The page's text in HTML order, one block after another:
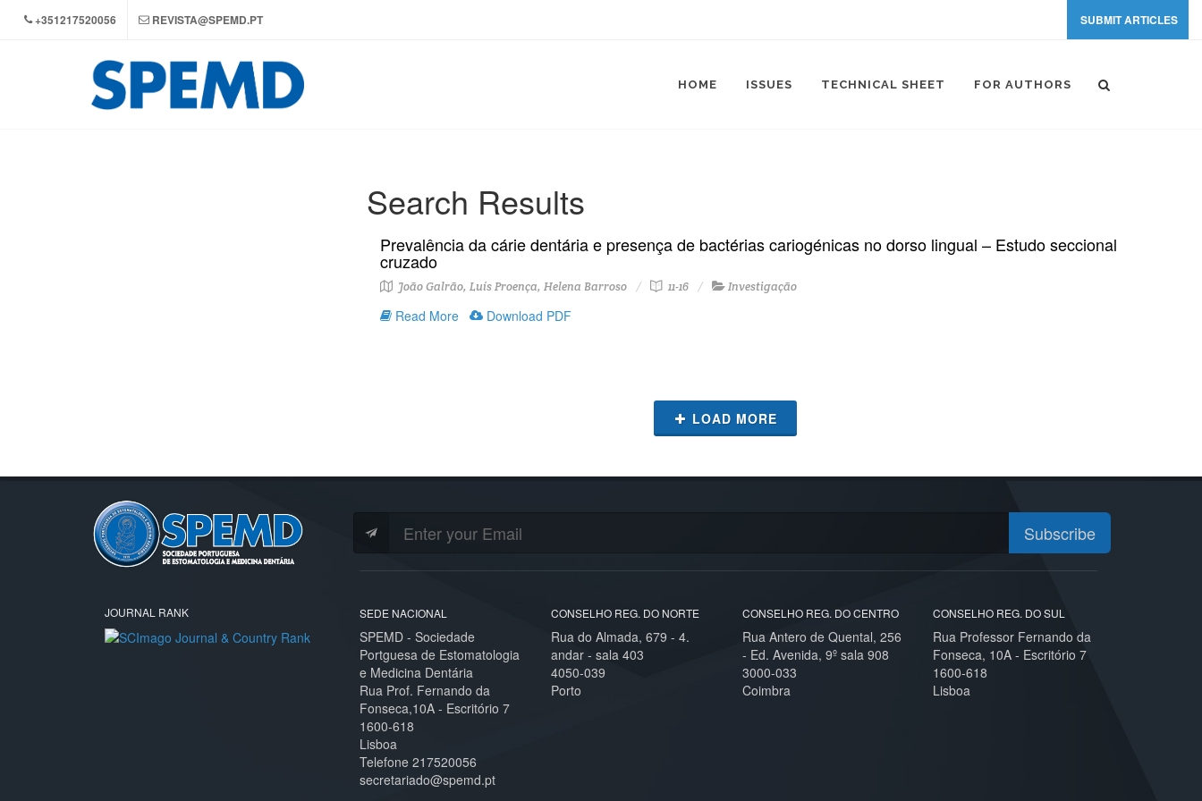
+351217520056 REVISTA@SPEMD.PT SUBMIT ARTICLES
HOME ISSUES TECHNICAL SHEET FOR AUTHORS
Search Results
Prevalência da cárie dentária e presença de bactérias cariogénicas no dorso lingual – Estudo seccional
cruzado
João Galrão, Luís Proença, Helena Barroso 11-16 Investigação
Read More Download PDF
LOAD MORE
Subscribe
JOURNAL RANK SEDE NACIONAL
SPEMD - Sociedade
Portguesa de Estomatologia
e Medicina Dentária
Rua Prof. Fernando da
Fonseca,10A - Escritório 7
1600-618
Lisboa
Telefone 217520056
secretariado@spemd.pt
CONSELHO REG. DO NORTE
Rua do Almada, 679 - 4.
andar - sala 403
4050-039
Porto
CONSELHO REG. DO CENTRO
Rua Antero de Quental, 256
- Ed. Avenida, 9º sala 908
3000-033
Coimbra
CONSELHO REG. DO SUL
Rua Professor Fernando da
Fonseca, 10A - Escritório 7
1600-618
Lisboa